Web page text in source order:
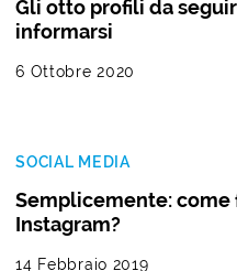
Gli otto profili da
informarsi
6 Ottobre 2020
SOCIAL MEDIA
Semplicemente: come
Instagram?
14 Febbraio 2019